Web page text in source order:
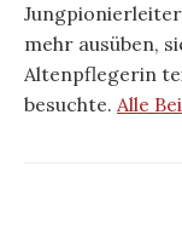
mehr ausüben,
Altenpflegerin
besuchte. Alle